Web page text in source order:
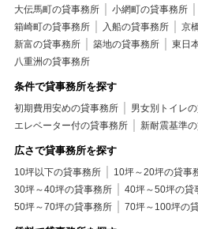
大伝馬町の貸事務所
小網町の貸事務所
箱崎町の貸事務所
入船の貸事務所 京
新富の貸事務所
築地の貸事務所 東日
八重洲の貸事務所
条件で貸事務所を探す
初期費用安めの貸事務所
男女別トイレ
エレベーター付の貸事務所
新耐震基準
広さで貸事務所を探す
10坪以下の貸事務所 10坪～20坪の貸事
30坪～40坪の貸事務所
40坪～50坪の貸
50坪～70坪の貸事務所
70坪～100坪の